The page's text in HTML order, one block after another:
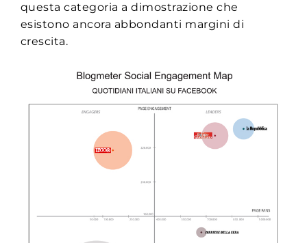
questa categoria a dimostrazione che
esistono ancora abbondanti margini di
crescita.